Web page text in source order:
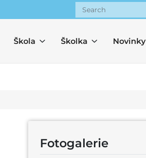
Škola Školka Novinky
Fotogalerie